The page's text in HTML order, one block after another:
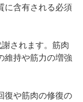
に含有される必須
されます。筋肉
維持や筋力の増強
復や筋肉の修復の